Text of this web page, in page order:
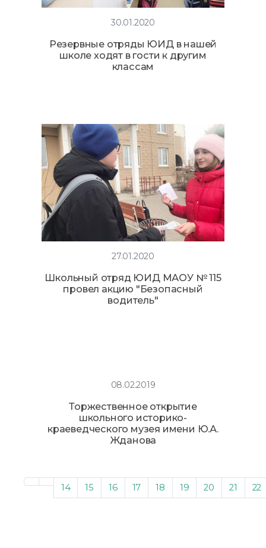
30.01.2020
Резервные отряды ЮИД в нашей
школе ходят в гости к другим
классам
27.01.2020
Школьный отряд ЮИД МАОУ № 115
провел акцию "Безопасный
водитель"
08.02.2019
Торжественное открытие
школьного историко-
краеведческого музея имени Ю.А.
Жданова
Страница 23 из 23
14 15 16 17 18 19 20 21 22